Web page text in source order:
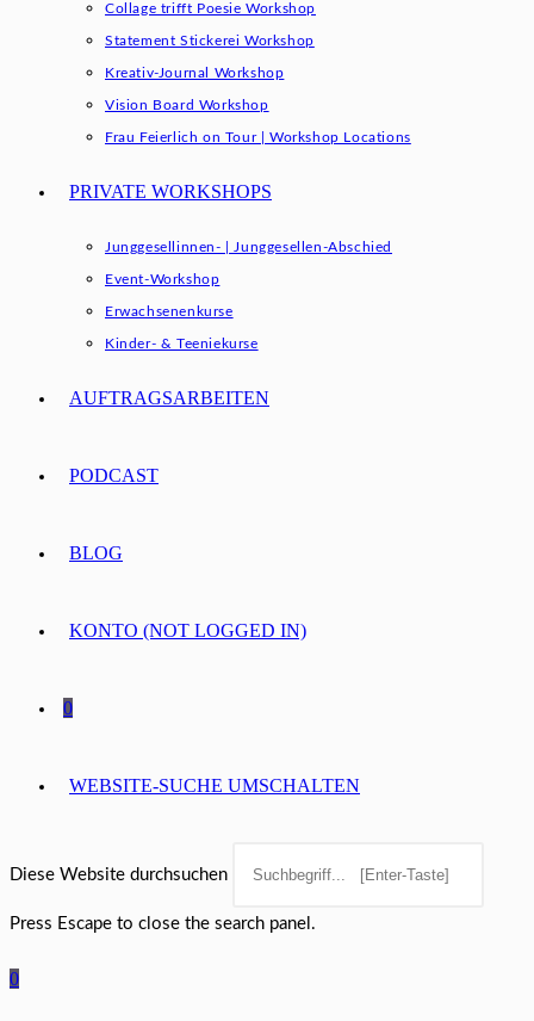
Collage trifft Poesie Workshop
Statement Stickerei Workshop
Kreativ-Journal Workshop
Vision Board Workshop
Frau Feierlich on Tour | Workshop Locations
PRIVATE WORKSHOPS
Junggesellinnen- | Junggesellen-Abschied
Event-Workshop
Erwachsenenkurse
Kinder- & Teeniekurse
AUFTRAGSARBEITEN
PODCAST
BLOG
KONTO (NOT LOGGED IN)
0
WEBSITE-SUCHE UMSCHALTEN
Diese Website durchsuchen
Press Escape to close the search panel.
0